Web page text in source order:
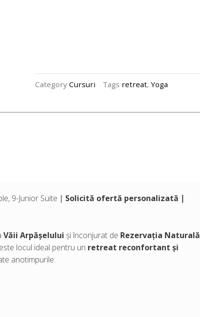
Category Cursuri Tags retreat,Yoga
9-Junior Suite ∣ Solicită ofertă personalizată ∣
Văii Arpășelului și înconjurat de Rezervația Naturală
este locul ideal pentru un retreat reconfortant și
anotimpurile: